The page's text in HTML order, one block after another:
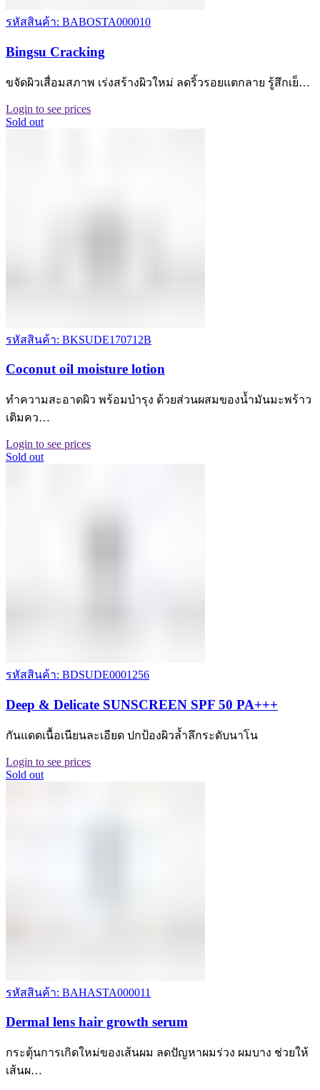
รหัสสินค้า: BABOSTA000010
Bingsu Cracking
ขจัดผิวเสื่อมสภาพ เร่งสร้างผิวใหม่ ลดริ้วรอยแตกลาย รู้สึกเย็…
Login to see prices
Sold out
รหัสสินค้า: BKSUDE170712B
Coconut oil moisture lotion
ทำความสะอาดผิว พร้อมบำรุง ด้วยส่วนผสมของน้ำมันมะพร้าว
เติมคว…
Login to see prices
Sold out
รหัสสินค้า: BDSUDE0001256
Deep & Delicate SUNSCREEN SPF 50 PA+++
กันแดดเนื้อเนียนละเอียด ปกป้องผิวล้ำลึกระดับนาโน
Login to see prices
Sold out
รหัสสินค้า: BAHASTA000011
Dermal lens hair growth serum
กระตุ้นการเกิดใหม่ของเส้นผม ลดปัญหาผมร่วง ผมบาง ช่วยให้
เส้นผ…